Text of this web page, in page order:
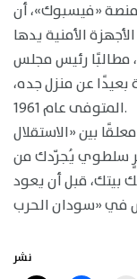
«فيسبوك»، أن
الأمنية يدها
مطالبًا رئيس مجلس
بعيدًا عن منزل جده،
المتوفى عام 1961.
بين «الاستقلال
سلطوي يُجرّدك من
بيتك، قبل أن يعود
نشر